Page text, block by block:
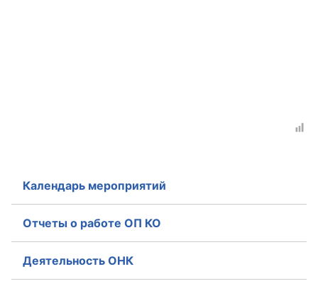
Календарь мероприятий
Отчеты о работе ОП КО
Деятельность ОНК